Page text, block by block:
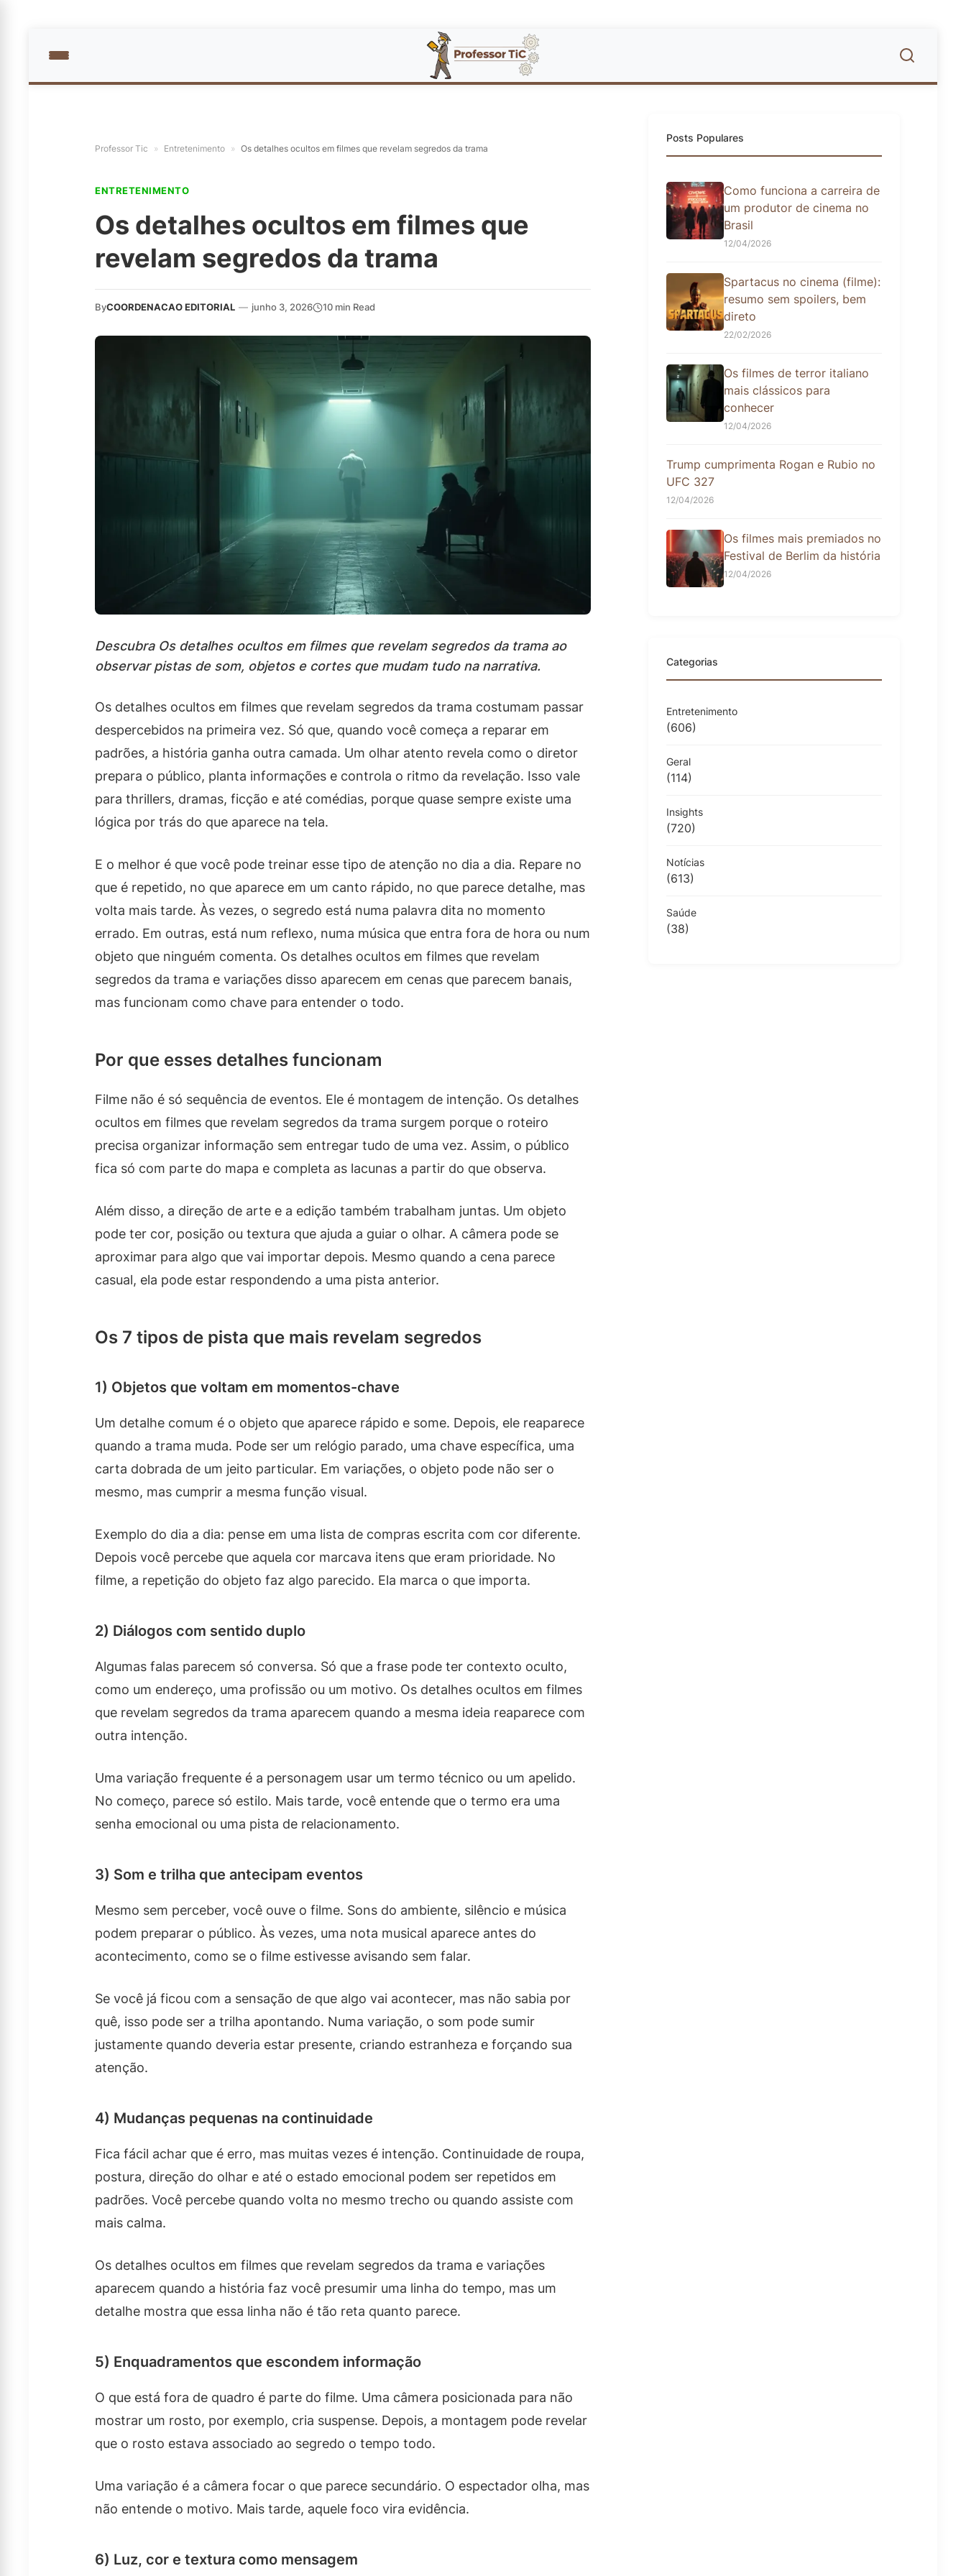
Professor Tic » Entretenimento » Os detalhes ocultos em filmes que revelam segredos da trama
ENTRETENIMENTO
Os detalhes ocultos em filmes que
revelam segredos da trama
ByCOORDENACAO EDITORIAL — junho 3, 2026 10 min Read
Descubra Os detalhes ocultos em filmes que revelam segredos da trama ao
observar pistas de som, objetos e cortes que mudam tudo na narrativa.
Os detalhes ocultos em filmes que revelam segredos da trama costumam passar
despercebidos na primeira vez. Só que, quando você começa a reparar em
padrões, a história ganha outra camada. Um olhar atento revela como o diretor
prepara o público, planta informações e controla o ritmo da revelação. Isso vale
para thrillers, dramas, ficção e até comédias, porque quase sempre existe uma
lógica por trás do que aparece na tela.
E o melhor é que você pode treinar esse tipo de atenção no dia a dia. Repare no
que é repetido, no que aparece em um canto rápido, no que parece detalhe, mas
volta mais tarde. Às vezes, o segredo está numa palavra dita no momento
errado. Em outras, está num reflexo, numa música que entra fora de hora ou num
objeto que ninguém comenta. Os detalhes ocultos em filmes que revelam
segredos da trama e variações disso aparecem em cenas que parecem banais,
mas funcionam como chave para entender o todo.
Por que esses detalhes funcionam
Filme não é só sequência de eventos. Ele é montagem de intenção. Os detalhes
ocultos em filmes que revelam segredos da trama surgem porque o roteiro
precisa organizar informação sem entregar tudo de uma vez. Assim, o público
fica só com parte do mapa e completa as lacunas a partir do que observa.
Além disso, a direção de arte e a edição também trabalham juntas. Um objeto
pode ter cor, posição ou textura que ajuda a guiar o olhar. A câmera pode se
aproximar para algo que vai importar depois. Mesmo quando a cena parece
casual, ela pode estar respondendo a uma pista anterior.
Os 7 tipos de pista que mais revelam segredos
1) Objetos que voltam em momentos-chave
Um detalhe comum é o objeto que aparece rápido e some. Depois, ele reaparece
quando a trama muda. Pode ser um relógio parado, uma chave específica, uma
carta dobrada de um jeito particular. Em variações, o objeto pode não ser o
mesmo, mas cumprir a mesma função visual.
Exemplo do dia a dia: pense em uma lista de compras escrita com cor diferente.
Depois você percebe que aquela cor marcava itens que eram prioridade. No
filme, a repetição do objeto faz algo parecido. Ela marca o que importa.
2) Diálogos com sentido duplo
Algumas falas parecem só conversa. Só que a frase pode ter contexto oculto,
como um endereço, uma profissão ou um motivo. Os detalhes ocultos em filmes
que revelam segredos da trama aparecem quando a mesma ideia reaparece com
outra intenção.
Uma variação frequente é a personagem usar um termo técnico ou um apelido.
No começo, parece só estilo. Mais tarde, você entende que o termo era uma
senha emocional ou uma pista de relacionamento.
3) Som e trilha que antecipam eventos
Mesmo sem perceber, você ouve o filme. Sons do ambiente, silêncio e música
podem preparar o público. Às vezes, uma nota musical aparece antes do
acontecimento, como se o filme estivesse avisando sem falar.
Se você já ficou com a sensação de que algo vai acontecer, mas não sabia por
quê, isso pode ser a trilha apontando. Numa variação, o som pode sumir
justamente quando deveria estar presente, criando estranheza e forçando sua
atenção.
4) Mudanças pequenas na continuidade
Fica fácil achar que é erro, mas muitas vezes é intenção. Continuidade de roupa,
postura, direção do olhar e até o estado emocional podem ser repetidos em
padrões. Você percebe quando volta no mesmo trecho ou quando assiste com
mais calma.
Os detalhes ocultos em filmes que revelam segredos da trama e variações
aparecem quando a história faz você presumir uma linha do tempo, mas um
detalhe mostra que essa linha não é tão reta quanto parece.
5) Enquadramentos que escondem informação
O que está fora de quadro é parte do filme. Uma câmera posicionada para não
mostrar um rosto, por exemplo, cria suspense. Depois, a montagem pode revelar
que o rosto estava associado ao segredo o tempo todo.
Uma variação é a câmera focar o que parece secundário. O espectador olha, mas
não entende o motivo. Mais tarde, aquele foco vira evidência.
6) Luz, cor e textura como mensagem
Posts Populares
Como funciona a carreira de
um produtor de cinema no
Brasil
12/04/2026
Spartacus no cinema (filme):
resumo sem spoilers, bem
direto
22/02/2026
Os filmes de terror italiano
mais clássicos para
conhecer
12/04/2026
Trump cumprimenta Rogan e Rubio no
UFC 327
12/04/2026
Os filmes mais premiados no
Festival de Berlim da história
12/04/2026
Categorias
Entretenimento
(606)
Geral
(114)
Insights
(720)
Notícias
(613)
Saúde
(38)